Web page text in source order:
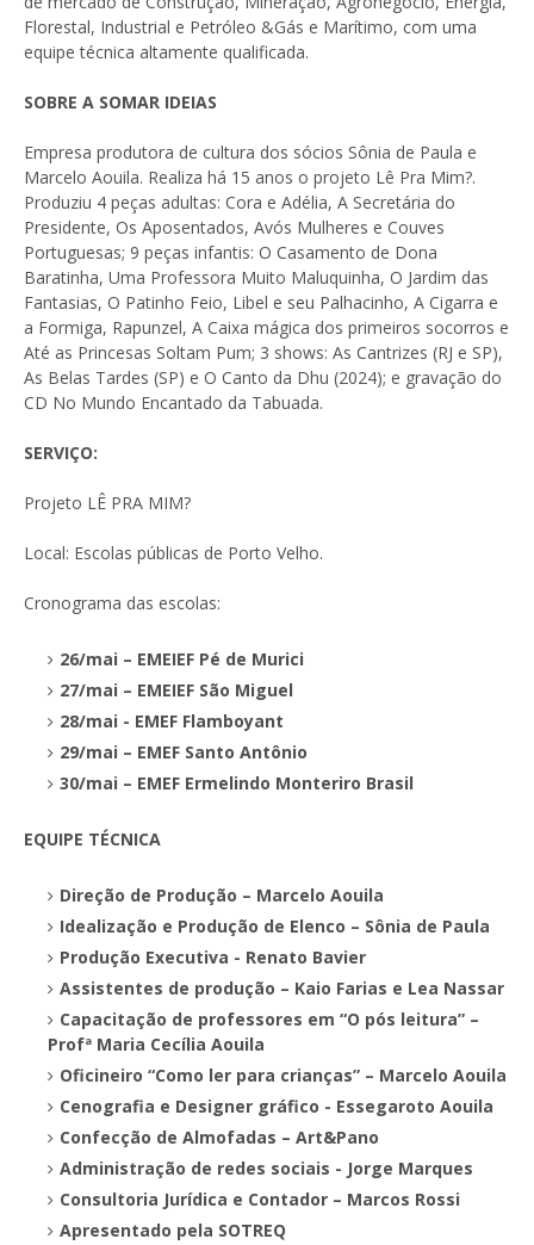
Florestal, Industrial e Petróleo &Gás e Marítimo, com uma
equipe técnica altamente qualificada.
SOBRE A SOMAR IDEIAS
Empresa produtora de cultura dos sócios Sônia de Paula e
Marcelo Aouila. Realiza há 15 anos o projeto Lê Pra Mim?.
Produziu 4 peças adultas: Cora e Adélia, A Secretária do
Presidente, Os Aposentados, Avós Mulheres e Couves
Portuguesas; 9 peças infantis: O Casamento de Dona
Baratinha, Uma Professora Muito Maluquinha, O Jardim das
Fantasias, O Patinho Feio, Libel e seu Palhacinho, A Cigarra e
a Formiga, Rapunzel, A Caixa mágica dos primeiros socorros e
Até as Princesas Soltam Pum; 3 shows: As Cantrizes (RJ e SP),
As Belas Tardes (SP) e O Canto da Dhu (2024); e gravação do
CD No Mundo Encantado da Tabuada.
SERVIÇO:
Projeto LÊ PRA MIM?
Local: Escolas públicas de Porto Velho.
Cronograma das escolas:
26/mai – EMEIEF Pé de Murici
27/mai – EMEIEF São Miguel
28/mai - EMEF Flamboyant
29/mai – EMEF Santo Antônio
30/mai – EMEF Ermelindo Monteriro Brasil
EQUIPE TÉCNICA
Direção de Produção – Marcelo Aouila
Idealização e Produção de Elenco – Sônia de Paula
Produção Executiva - Renato Bavier
Assistentes de produção – Kaio Farias e Lea Nassar
Capacitação de professores em “O pós leitura” –
Profª Maria Cecília Aouila
Oficineiro “Como ler para crianças” – Marcelo Aouila
Cenografia e Designer gráfico - Essegaroto Aouila
Confecção de Almofadas – Art&Pano
Administração de redes sociais - Jorge Marques
Consultoria Jurídica e Contador – Marcos Rossi
Apresentado pela SOTREQ